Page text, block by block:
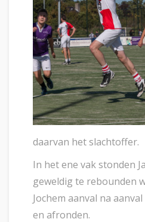
daarvan het slachtoffer.
In het ene vak stonden
geweldig te rebounden
Jochem aanval na
en afronden.